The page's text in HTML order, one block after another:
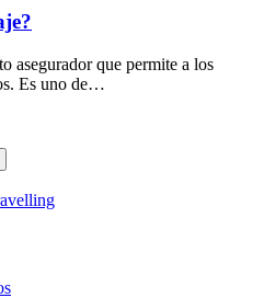
asegurador que permite a los
Es uno de…